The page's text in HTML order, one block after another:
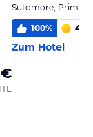
€
Sutomore,
100% 4,2
Zum Hotel